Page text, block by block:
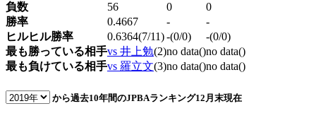
負数
56 0
0
勝率
0.4667 -
-
ヒルヒル勝率
0.6364(7/11)-(0/0)
-(0/0)
最も勝っている相手vs 井上勉(2)no data()no data()
最も負けている相手vs 羅立文(3)no data()no data()
から過去10年間のJPBAランキング12月末現在